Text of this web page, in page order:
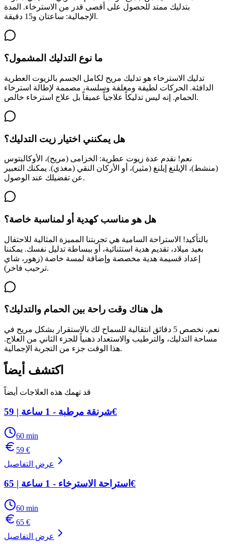
بتدليك ممتد للحصول على أقصى قدر من الاسترخاء. المدة
الإجمالية: ساعتان و15 دقيقة.
ما نوع التدليك المشمول؟
تدليك الاسترخاء هو تدليك مريح لكامل الجسم بالزيوت العطرية
الدافئة. الحركات لطيفة ومغلفة وسلسة، مصممة لإطالة استرخاء
الحمام. إنه ليس تدليكاً علاجياً عميقاً بل علاج استرخاء خالص.
هل يمكنني اختيار زيت التدليك؟
نعم! نقدم عدة زيوت عطرية: الخزامى (مريح)، الأوكالبتوس
(منشط)، الإيلنغ إيلنغ (مثير)، أو الأركان النقي (مغذي). يمكنك التعبير
عن تفضيلك عند الوصول.
هل هو مناسب كهدية أو لمناسبة خاصة؟
بالتأكيد! الاستراحة السامية هي تجربتنا المميزة المثالية للاحتفال
بعيد ميلاد، تقديم هدية استثنائية، أو ببساطة تدليل نفسك. يمكننا
إعداد قسيمة هدية مخصصة وإضافة لمسة خاصة (زهور، شاي
ترحيب فاخر).
هل هناك وقت راحة بين الحمام والتدليك؟
نعم، نخصص 5 دقائق انتقالية للسماح لك بالاستقرار بشكل مريح في
مساحة التدليك، والترطيب والاستعداد ذهنياً للجزء الثاني من العلاج.
هذا الوقت جزء من التجربة الإجمالية.
اكتشف أيضاً
قد تهمك هذه العلاجات أيضاً
شرنقة مرطبة - 1 ساعة | 59€
60 min
59 €
عرض التفاصيل
استراحة الاسترخاء - 1 ساعة | 65€
60 min
65 €
عرض التفاصيل